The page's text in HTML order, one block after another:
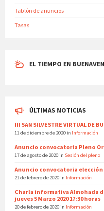
Tablón de anuncios
Tasas
EL TIEMPO EN
ÚLTIMAS NOTICIAS
III SAN SILVESTRE VIRTUAL DE
11 de diciembre de 2020 in Información
Anuncio convocatoria Pleno
17 de agosto de 2020 in Sesión del pleno
Anuncio convocatoria elección
21 de febrero de 2020 in Información
Charla informativa Almohada
jueves 5 Marzo 2020 17:30 horas
20 de febrero de 2020 in Información